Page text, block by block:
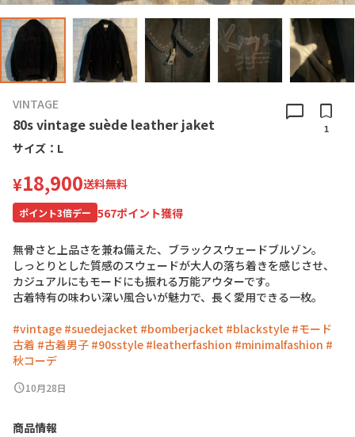
VINTAGE
80s vintage suède leather jaket chat_bubble bookmark
1
サイズ： L
¥18,900送料無料
ポイント3倍デー 567ポイント獲得
無骨さと上品さを兼ね備えた、 ブラ ックスウェー ドブルゾン。
しっ と り と した質感のスウェー ドが大人の落ち着きを感じさせ、
カジュアルにもモー ドにも振れる万能アウターです。
古着特有の味わい深い風合いが魅力で、 長く 愛用できる一枚。
#vintage #suedejacket #bomberjacket #blackstyle #モード
古着 #古着男子 #90sstyle #leatherfashion #minimalfashion #
秋コーデ
schedule10月28日
商品情報